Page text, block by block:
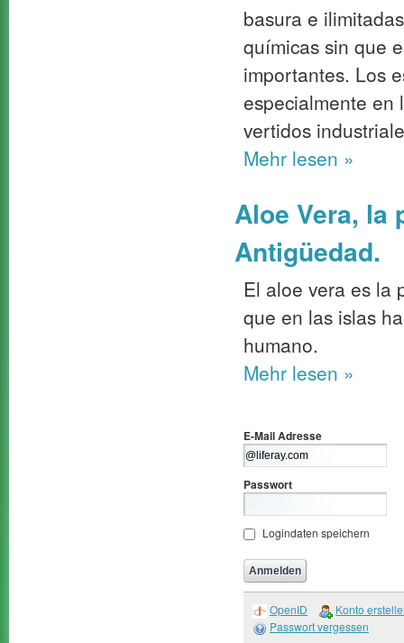
basura e
químicas sin que
importantes. Los
especialmente en
vertidos
Mehr lesen »
Aloe Vera, la
Antigüedad.
El aloe vera es la
que en las islas
humano.
Mehr lesen »
E-Mail Adresse
Passwort
Logindaten speichern
OpenID
Konto
Passwort vergessen